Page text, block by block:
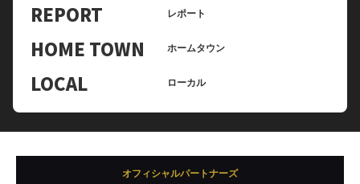
REPORT レポート
HOME TOWN ホームタウン
LOCAL ローカル
オフィシャルパートナーズ